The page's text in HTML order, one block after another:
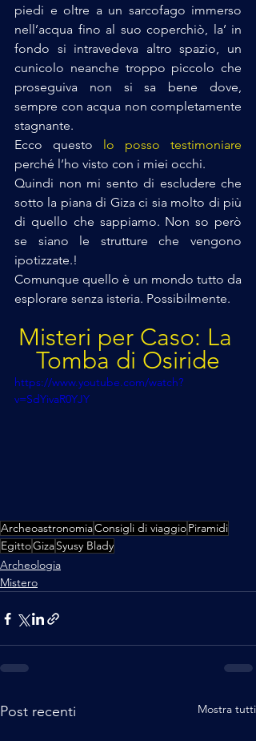
piedi e oltre a un sarcofago immerso
nell’acqua fino al suo coperchiò, la’ in
fondo si intravedeva altro spazio, un
cunicolo neanche troppo piccolo che
proseguiva non si sa bene dove,
sempre con acqua non completamente
stagnante.
Ecco questo lo posso testimoniare
perché l’ho visto con i miei occhi.
Quindi non mi sento di escludere che
sotto la piana di Giza ci sia molto di più
di quello che sappiamo. Non so però
se siano le strutture che vengono
ipotizzate.!
Comunque quello è un mondo tutto da
esplorare senza isteria. Possibilmente.
Misteri per Caso: La
Tomba di Osiride
https://www.youtube.com/watch?
v=SdYivaR0YJY
ArcheoastronomiaConsigli di viaggioPiramidi
EgittoGizaSyusy Blady
Archeologia
Mistero
Post recenti Mostra tutti